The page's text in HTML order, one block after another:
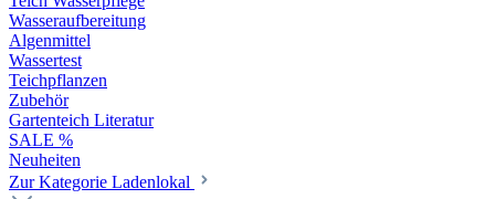
Wasseraufbereitung
Algenmittel
Wassertest
Teichpflanzen
Zubehör
Gartenteich Literatur
SALE %
Neuheiten
Zur Kategorie Ladenlokal